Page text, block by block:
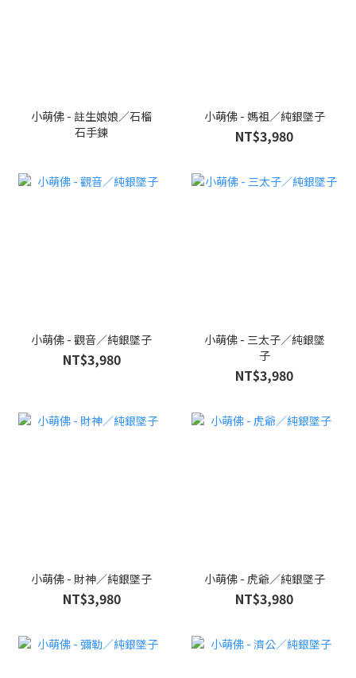
小萌佛 - 註生娘娘／石榴
石手鍊
小萌佛 - 媽祖／純銀墜子
NT$3,980
小萌佛 - 觀音／純銀墜子
NT$3,980
小萌佛 - 三太子／純銀墜
子
NT$3,980
小萌佛 - 財神／純銀墜子
NT$3,980
小萌佛 - 虎爺／純銀墜子
NT$3,980